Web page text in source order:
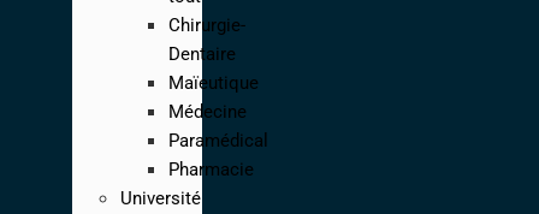
Chirurgie-
Dentaire
Maïeutique
Médecine
Paramédical
Pharmacie
Université